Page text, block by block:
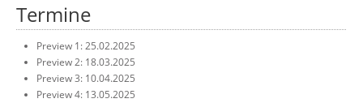
Termine
Preview 1: 25.02.2025
Preview 2: 18.03.2025
Preview 3: 10.04.2025
Preview 4: 13.05.2025